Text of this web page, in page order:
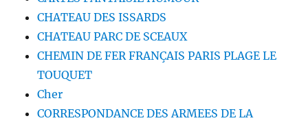
CHATEAU DES ISSARDS
CHATEAU PARC DE SCEAUX
CHEMIN DE FER FRANÇAIS PARIS PLAGE LE
TOUQUET
Cher
CORRESPONDANCE DES ARMEES DE LA